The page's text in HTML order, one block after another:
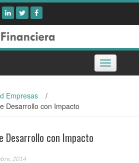
Toggle
navigation
Empresas
/
Desarrollo con Impacto
Desarrollo con Impacto
2014